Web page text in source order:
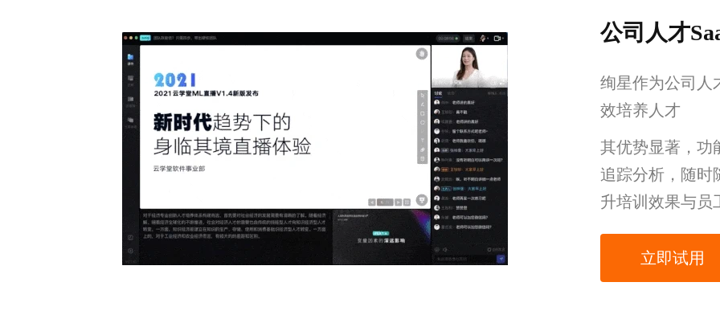
公司人才
绚星作为公司人
效培养人才
其优势显著，功
追踪分析，随时
升培训效果与员
立即试用